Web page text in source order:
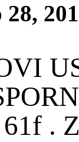
28,
.